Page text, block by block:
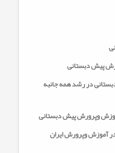
پیش دبستانی
در رشد همه جانبه
وپرورش پیش دبستانی
آموزش وپرورش ایران